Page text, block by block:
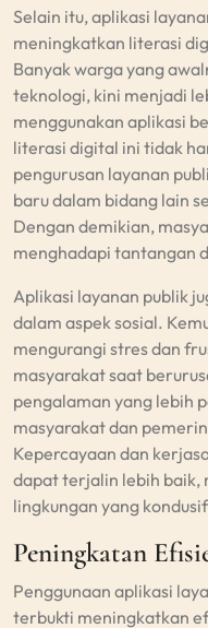
Selain itu, aplikasi
meningkatkan literasi
Banyak warga yang
teknologi, kini menjadi
menggunakan aplikasi
literasi digital ini tidak
pengurusan layanan
baru dalam bidang lain
Dengan demikian,
menghadapi tantangan
Aplikasi layanan publik
dalam aspek sosial.
mengurangi stres dan
masyarakat saat
pengalaman yang lebih
masyarakat dan
Kepercayaan dan
dapat terjalin lebih
lingkungan yang
Peningkatan
Penggunaan aplikasi
terbukti meningkatkan